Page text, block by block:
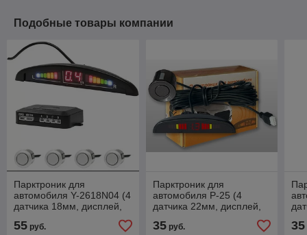
Подобные товары компании
Парктроник для
автомобиля Y-2618N04 (4
датчика 18мм, дисплей,
серебро) SHO-ME 2618-
SL
55 руб.
Парктроник для
автомобиля P-25 (4
датчика 22мм, дисплей,
черный) EXPOSER P25SL
35руб. 35